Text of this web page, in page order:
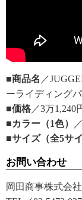
■商品名 ／
ーライディング
■価格 ／3万1,240
■カラー（1色）
■サイズ（全5サイ
お問い合わせ
岡田商事株式会社